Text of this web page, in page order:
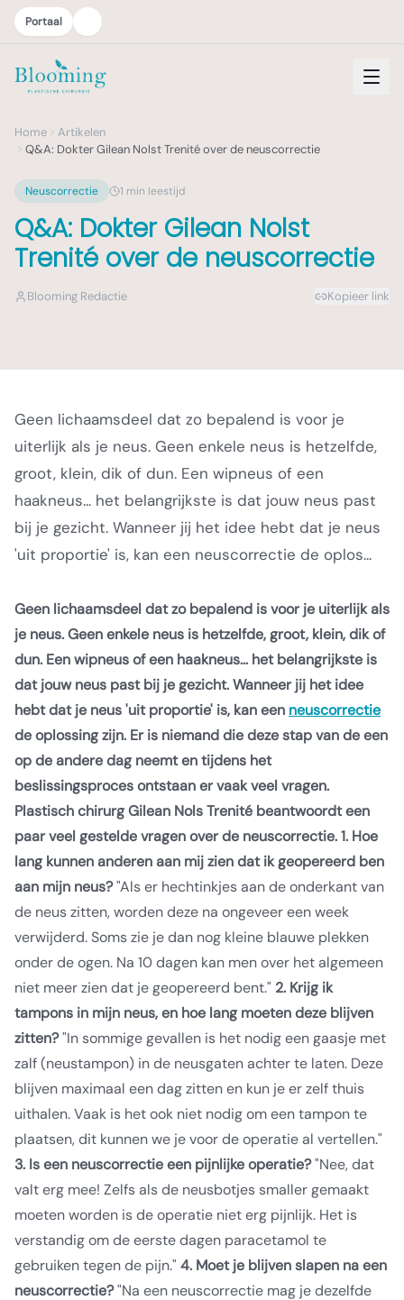
Portaal
Home
Artikelen
Q&A: Dokter Gilean Nolst Trenité over de neuscorrectie
Neuscorrectie 1 min leestijd
Q&A: Dokter Gilean Nolst
Trenité over de neuscorrectie
Blooming Redactie Kopieer link
Geen lichaamsdeel dat zo bepalend is voor je
uiterlijk als je neus. Geen enkele neus is hetzelfde,
groot, klein, dik of dun. Een wipneus of een
haakneus... het belangrijkste is dat jouw neus past
bij je gezicht. Wanneer jij het idee hebt dat je neus
'uit proportie' is, kan een neuscorrectie de oplos...
Geen lichaamsdeel dat zo bepalend is voor je uiterlijk als
je neus. Geen enkele neus is hetzelfde, groot, klein, dik of
dun. Een wipneus of een haakneus... het belangrijkste is
dat jouw neus past bij je gezicht. Wanneer jij het idee
hebt dat je neus 'uit proportie' is, kan een neuscorrectie
de oplossing zijn. Er is niemand die deze stap van de een
op de andere dag neemt en tijdens het
beslissingsproces ontstaan er vaak veel vragen.
Plastisch chirurg Gilean Nols Trenité beantwoordt een
paar veel gestelde vragen over de neuscorrectie.1. Hoe
lang kunnen anderen aan mij zien dat ik geopereerd ben
aan mijn neus?"Als er hechtinkjes aan de onderkant van
de neus zitten, worden deze na ongeveer een week
verwijderd. Soms zie je dan nog kleine blauwe plekken
onder de ogen. Na 10 dagen kan men over het algemeen
niet meer zien dat je geopereerd bent." 2. Krijg ik
tampons in mijn neus, en hoe lang moeten deze blijven
zitten?"In sommige gevallen is het nodig een gaasje met
zalf (neustampon) in de neusgaten achter te laten. Deze
blijven maximaal een dag zitten en kun je er zelf thuis
uithalen. Vaak is het ook niet nodig om een tampon te
plaatsen, dit kunnen we je voor de operatie al vertellen."
3. Is een neuscorrectie een pijnlijke operatie?"Nee, dat
valt erg mee! Zelfs als de neusbotjes smaller gemaakt
moeten worden is de operatie niet erg pijnlijk. Het is
verstandig om de eerste dagen paracetamol te
gebruiken tegen de pijn." 4. Moet je blijven slapen na een
neuscorrectie?"Na een neuscorrectie mag je dezelfde